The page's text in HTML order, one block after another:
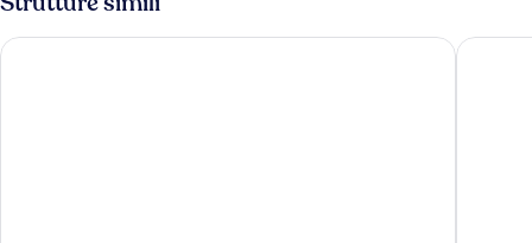
Holiday Inn Algarve Albufeira by IHG